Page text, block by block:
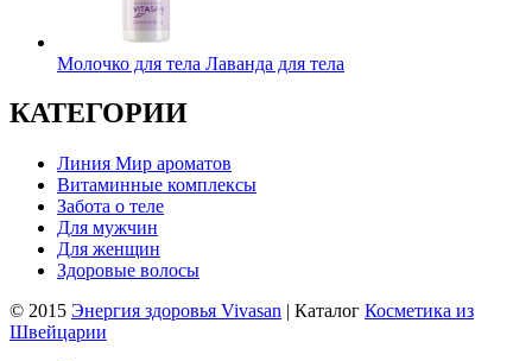
Молочко для тела Лаванда для тела
КАТЕГОРИИ
Линия Мир ароматов
Витаминные комплексы
Забота о теле
Для мужчин
Для женщин
Здоровые волосы
© 2015 Энергия здоровья Vivasan | Каталог Косметика из
Швейцарии